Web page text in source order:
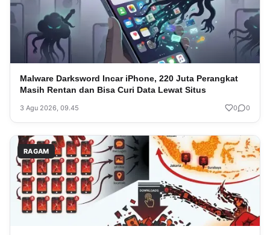
Malware Darksword Incar iPhone, 220 Juta Perangkat
Masih Rentan dan Bisa Curi Data Lewat Situs
3 Agu 2026, 09.45 0 0
RAGAM